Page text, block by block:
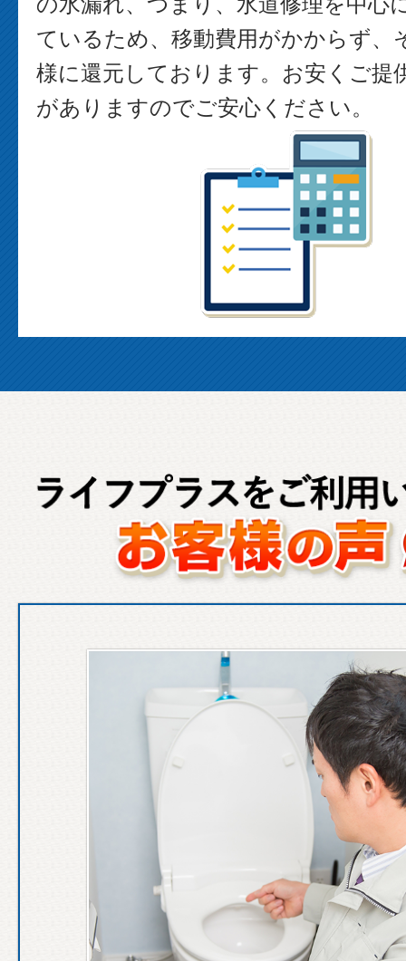
ているため、移動費用がかからず、
様に還元しております。お安くご提
がありますのでご安心ください。